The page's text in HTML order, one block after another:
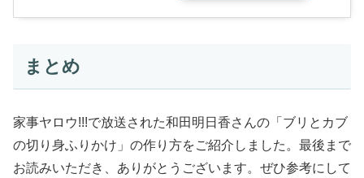
まとめ
家事ヤロウ!!!で放送された和田明日香さんの「ブリとカブ
の切り身ふりかけ」の作り方をご紹介しました。最後まで
お読みいただき、ありがとうございます。ぜひ参考にして